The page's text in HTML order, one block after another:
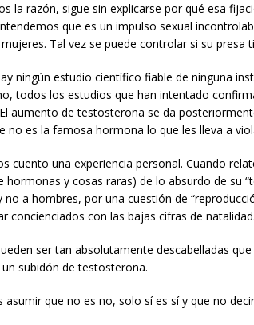
la razón, sigue sin explicarse por qué esa
que es un impulso sexual
Tal vez se puede controlar si su presa
ningún estudio científico fiable de ninguna
todos los estudios que han intentado
aumento de testosterona se da
no es la famosa hormona lo que les lleva a
cuento una experiencia personal. Cuando
hormonas y cosas raras) de lo absurdo de su
no a hombres, por una cuestión de
concienciados con las bajas cifras de natalidad.
ser tan absolutamente descabelladas
subidón de testosterona.
asumir que no es no, solo sí es sí y que no